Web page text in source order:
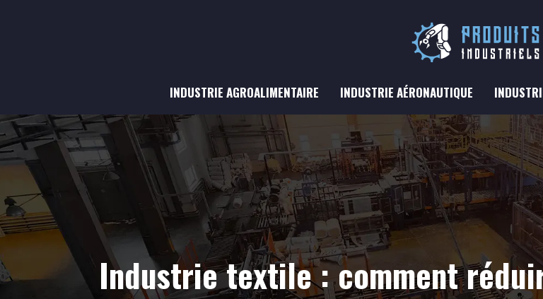
INDUSTRIE AGROALIMENTAIRE INDUSTRIE AÉRONAUTIQUE
Industrie textile : comment